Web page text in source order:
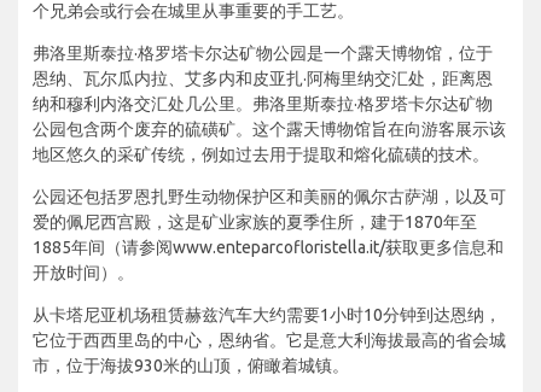
个兄弟会或行会在城里从事重要的手工艺。
弗洛里斯泰拉·格罗塔卡尔达矿物公园是一个露天博物馆，位于
恩纳、瓦尔瓜内拉、艾多内和皮亚扎·阿梅里纳交汇处，距离恩
纳和穆利内洛交汇处几公里。弗洛里斯泰拉·格罗塔卡尔达矿物
公园包含两个废弃的硫磺矿。这个露天博物馆旨在向游客展示该
地区悠久的采矿传统，例如过去用于提取和熔化硫磺的技术。
公园还包括罗恩扎野生动物保护区和美丽的佩尔古萨湖，以及可
爱的佩尼西宫殿，这是矿业家族的夏季住所，建于1870年至
1885年间（请参阅www.enteparcofloristella.it/获取更多信息和
开放时间）。
从卡塔尼亚机场租赁赫兹汽车大约需要1小时10分钟到达恩纳，
它位于西西里岛的中心，恩纳省。它是意大利海拔最高的省会城
市，位于海拔930米的山顶，俯瞰着城镇。